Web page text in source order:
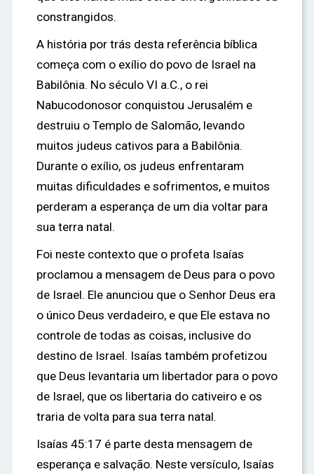
constrangidos.
A história por trás desta referência bíblica
começa com o exílio do povo de Israel na
Babilônia. No século VI a.C., o rei
Nabucodonosor conquistou Jerusalém e
destruiu o Templo de Salomão, levando
muitos judeus cativos para a Babilônia.
Durante o exílio, os judeus enfrentaram
muitas dificuldades e sofrimentos, e muitos
perderam a esperança de um dia voltar para
sua terra natal.
Foi neste contexto que o profeta Isaías
proclamou a mensagem de Deus para o povo
de Israel. Ele anunciou que o Senhor Deus era
o único Deus verdadeiro, e que Ele estava no
controle de todas as coisas, inclusive do
destino de Israel. Isaías também profetizou
que Deus levantaria um libertador para o povo
de Israel, que os libertaria do cativeiro e os
traria de volta para sua terra natal.
Isaías 45:17 é parte desta mensagem de
esperança e salvação. Neste versículo, Isaías